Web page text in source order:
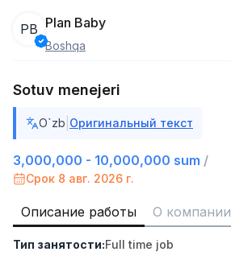
3,000,000 - 6,000,000 sum
MONDO BEST
Full time job
Агент по продажам
7,000,000 - 15,000,000 sum
PB Plan Baby
Boshqa
Sotuv menejeri
O`zb Оригинальный текст
3,000,000 - 10,000,000 sum /
Срок 8 авг. 2026 г.
Описание работы О компании
Тип занятости:Full time job